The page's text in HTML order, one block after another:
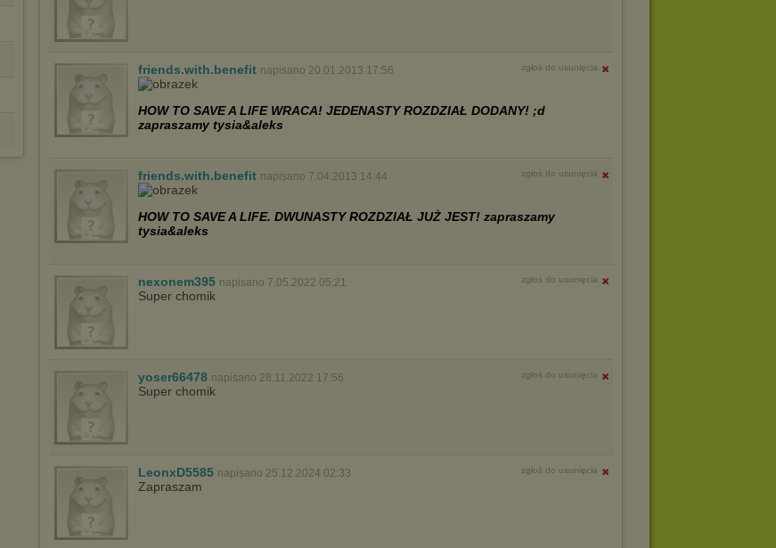
http://chomikuj.pl/PolitykaPrywatnosci.aspx
friends.with.benefit napisano 20.01.2013 17:56 zgłoś do usunięcia
HOW TO SAVE A LIFE WRACA! JEDENASTY ROZDZIAŁ DODANY! ;d
zapraszamy tysia&aleks
friends.with.benefit napisano 7.04.2013 14:44 zgłoś do usunięcia
HOW TO SAVE A LIFE. DWUNASTY ROZDZIAŁ JUŻ JEST! zapraszamy
tysia&aleks
nexonem395 napisano 7.05.2022 05:21 zgłoś do usunięcia
Super chomik
yoser66478 napisano 28.11.2022 17:56 zgłoś do usunięcia
Super chomik
LeonxD5585 napisano 25.12.2024 02:33 zgłoś do usunięcia
Zapraszam